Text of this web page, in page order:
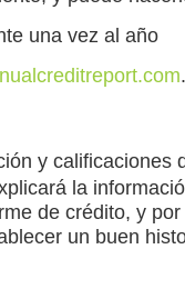
una vez al año
.
y calificaciones
la
de crédito, y
un buen